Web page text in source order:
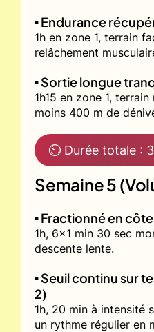
▪️ Endurance
1h en zone 1, terrain
relâchement
▪️ Sortie longue
1h15 en zone 1,
moins 400 m de
⏲ Durée totale :
Semaine 5
▪️ Fractionné en
1h, 6x1 min 30 sec
descente lente.
▪️ Seuil continu sur
2)
1h, 20 min à intensité
un rythme régulier en